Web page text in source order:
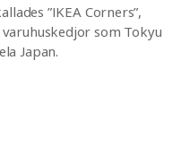
”IKEA Corners”,
som Tokyu
Japan.